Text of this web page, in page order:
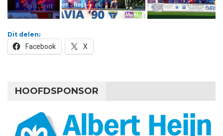
Dit delen:
Facebook X
HOOFDSPONSOR